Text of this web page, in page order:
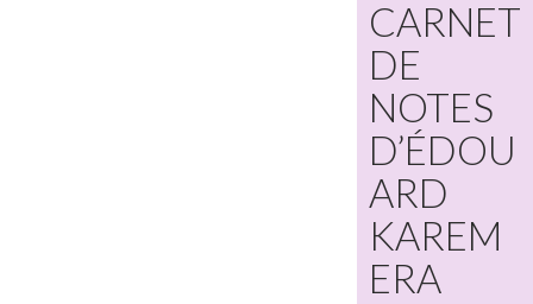
CARNET
DE
NOTES
D’ÉDOU
ARD
KAREM
ERA